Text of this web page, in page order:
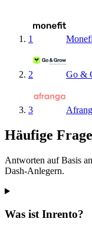
1
2 Go &
3
Häufige
Antworten auf Basis
Dash-Anlegern.
Was ist Inrento?